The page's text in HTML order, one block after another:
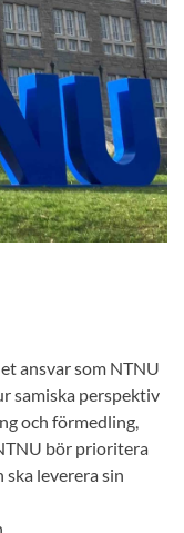
ansvar som NTNU
samiska perspektiv
och förmedling,
bör prioritera
leverera sin